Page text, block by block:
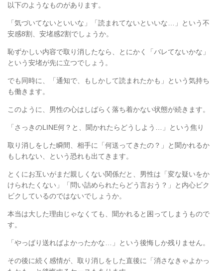
以下のようなものがあります。
「気づいてないといいな」「読まれてないといいな
」という不
安感8割、安堵感2割でしょうか。
恥ずかしい内容で取り消したなら、とにかく「バレてないかな」
という安堵が先に立つでしょう。
でも同時に、「通知で、もしかして読まれたかも」という気持ち
も働きます。
このように、男性の心はしばらく落ち着かない状態が続きます。
「さっきのLINE何？と、聞かれたらどうしよう 」という焦り
取り消しをした瞬間、相手に「何送ってきたの？」と聞かれるか
もしれない、という恐れも出てきます。
とくにお互いがまだ親しくない関係だと、男性は「変な疑いをか
けられたくない」「問い詰められたらどう言おう？」と内心ビク
ビクしているのではないでしょうか。
本当は大した理由じゃなくても、聞かれると困ってしまうもので
す。
「やっぱり送ればよかったかな 」という後悔しか残りません。
その後に続く感情が、取り消しをした直後に「消さなきゃよかっ